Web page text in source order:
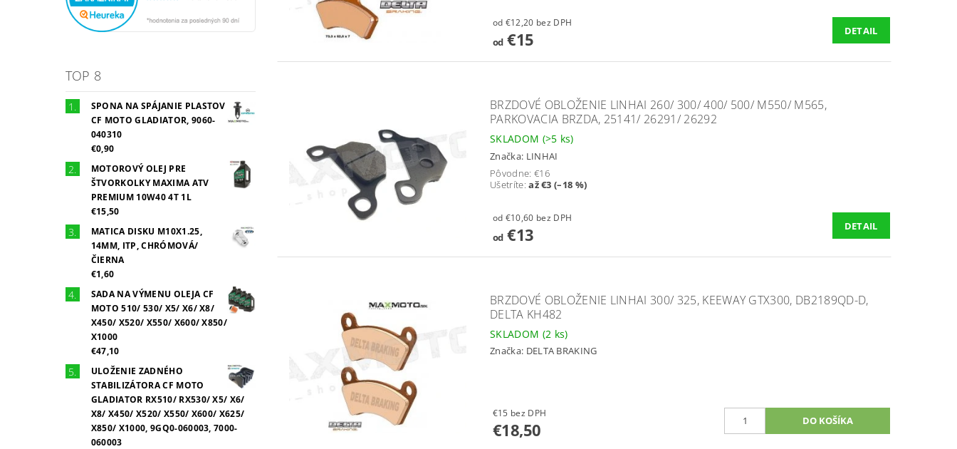
TOP 8
SPONA NA SPÁJANIE PLASTOV
CF MOTO GLADIATOR, 9060-
040310
€0,90
MOTOROVÝ OLEJ PRE
ŠTVORKOLKY MAXIMA ATV
PREMIUM 10W40 4T 1L
€15,50
MATICA DISKU M10X1.25,
14MM, ITP, CHRÓMOVÁ/
ČIERNA
€1,60
SADA NA VÝMENU OLEJA CF
MOTO 510/ 530/ X5/ X6/ X8/
X450/ X520/ X550/ X600/ X850/
X1000
€47,10
ULOŽENIE ZADNÉHO
STABILIZÁTORA CF MOTO
GLADIATOR RX510/ RX530/ X5/ X6/
X8/ X450/ X520/ X550/ X600/ X625/
X850/ X1000, 9GQ0-060003, 7000-
060003
od €12,20 bez DPH
od€15 DETAIL
BRZDOVÉ OBLOŽENIE LINHAI 260/ 300/ 400/ 500/ M550/ M565,
PARKOVACIA BRZDA, 25141/ 26291/ 26292
SKLADOM (>5 ks)
Značka: LINHAI
Pôvodne: €16
Ušetríte:až €3 (–18 %)
od €10,60 bez DPH
od€13 DETAIL
BRZDOVÉ OBLOŽENIE LINHAI 300/ 325, KEEWAY GTX300, DB2189QD-D,
DELTA KH482
SKLADOM (2 ks)
Značka: DELTA BRAKING
€15 bez DPH
€18,50